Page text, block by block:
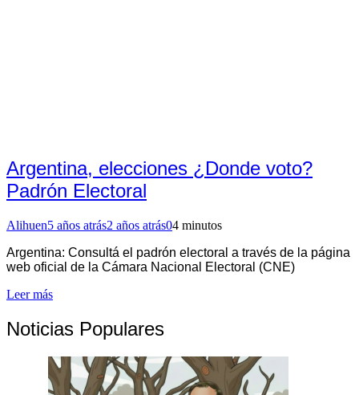
Argentina, elecciones ¿Donde voto?
Padrón Electoral
Alihuen5 años atrás2 años atrás04 minutos
Argentina: Consultá el padrón electoral a través de la página
web oficial de la Cámara Nacional Electoral (CNE)
Leer más
Noticias Populares